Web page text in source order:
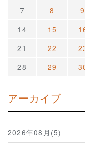
7
8 9
14
15
21
22
28
29
アーカイブ
2026年08月(5)